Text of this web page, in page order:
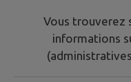
Vous trouverez
informations